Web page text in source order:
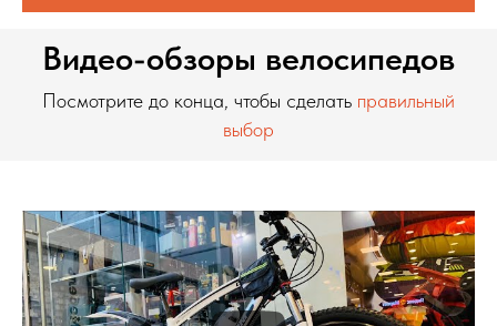
Видео-обзоры велосипедов
Посмотрите до конца, чтобы сделать правильный
выбор